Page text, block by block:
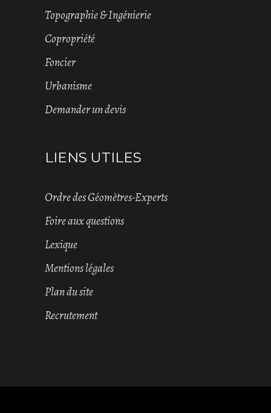
Topographie & Ingénierie
Copropriété
Foncier
Urbanisme
Demander un devis
LIENS UTILES
Ordre des Géomètres-Experts
Foire aux questions
Lexique
Mentions légales
Plan du site
Recrutement